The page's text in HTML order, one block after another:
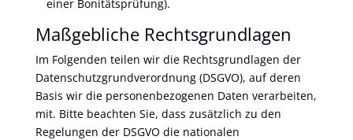
einer Bonitätsprüfung).
Maßgebliche Rechtsgrundlagen
Im Folgenden teilen wir die Rechtsgrundlagen der
Datenschutzgrundverordnung (DSGVO), auf deren
Basis wir die personenbezogenen Daten verarbeiten,
mit. Bitte beachten Sie, dass zusätzlich zu den
Regelungen der DSGVO die nationalen